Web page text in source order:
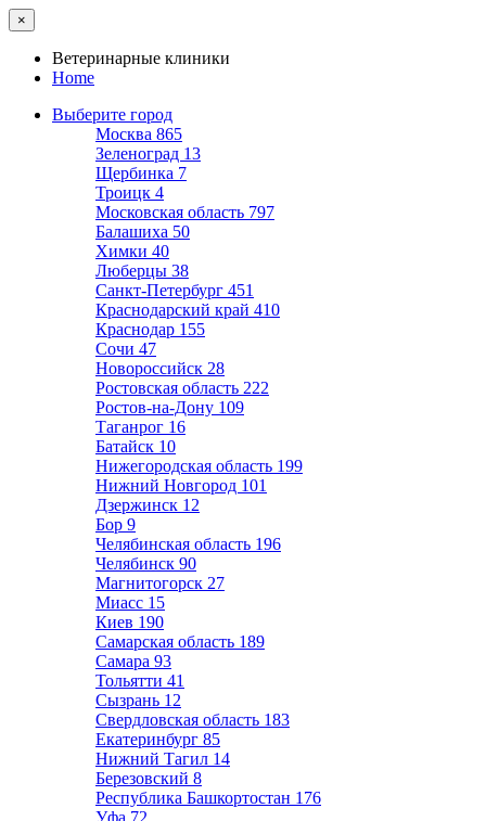
×
Ветеринарные клиники
Home
Выберите город
Москва 865
Зеленоград 13
Щербинка 7
Троицк 4
Московская область 797
Балашиха 50
Химки 40
Люберцы 38
Санкт-Петербург 451
Краснодарский край 410
Краснодар 155
Сочи 47
Новороссийск 28
Ростовская область 222
Ростов-на-Дону 109
Таганрог 16
Батайск 10
Нижегородская область 199
Нижний Новгород 101
Дзержинск 12
Бор 9
Челябинская область 196
Челябинск 90
Магнитогорск 27
Миасс 15
Киев 190
Самарская область 189
Самара 93
Тольятти 41
Сызрань 12
Свердловская область 183
Екатеринбург 85
Нижний Тагил 14
Березовский 8
Республика Башкортостан 176
Уфа 72